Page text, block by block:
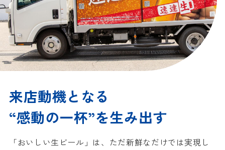
来店動機となる
“感動の一杯”を生み出す
「おいしい生ビール」は、ただ新鮮なだけでは実現し